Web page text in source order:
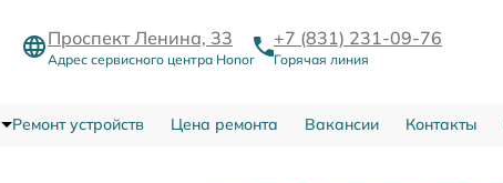
Проспект Ленина, 33
Адрес сервисного центра Honor
+7 (831) 231-09-76
Горячая линия
Ремонт устройств Цена ремонта Вакансии Контакты